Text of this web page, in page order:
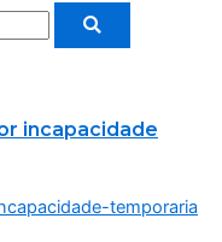
incapacidade